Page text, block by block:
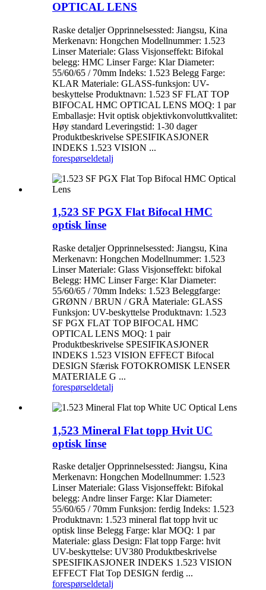
OPTICAL LENS
Raske detaljer Opprinnelsessted: Jiangsu, Kina
Merkenavn: Hongchen Modellnummer: 1.523
Linser Materiale: Glass Visjonseffekt: Bifokal
belegg: HMC Linser Farge: Klar Diameter:
55/60/65 / 70mm Indeks: 1.523 Belegg Farge:
KLAR Materiale: GLASS-funksjon: UV-
beskyttelse Produktnavn: 1.523 SF FLAT TOP
BIFOCAL HMC OPTICAL LENS MOQ: 1 par
Emballasje: Hvit optisk objektivkonvoluttkvalitet:
Høy standard Leveringstid: 1-30 dager
Produktbeskrivelse SPESIFIKASJONER
INDEKS 1.523 VISION ...
forespørseldetalj
1,523 SF PGX Flat Bifocal HMC
optisk linse
Raske detaljer Opprinnelsessted: Jiangsu, Kina
Merkenavn: Hongchen Modellnummer: 1.523
Linser Materiale: Glass Visjonseffekt: bifokal
Belegg: HMC Linser Farge: Klar Diameter:
55/60/65 / 70mm Indeks: 1.523 Beleggfarge:
GRØNN / BRUN / GRÅ Materiale: GLASS
Funksjon: UV-beskyttelse Produktnavn: 1.523
SF PGX FLAT TOP BIFOCAL HMC
OPTICAL LENS MOQ: 1 pair
Produktbeskrivelse SPESIFIKASJONER
INDEKS 1.523 VISION EFFECT Bifocal
DESIGN Sfærisk FOTOKROMISK LENSER
MATERIALE G ...
forespørseldetalj
1,523 Mineral Flat topp Hvit UC
optisk linse
Raske detaljer Opprinnelsessted: Jiangsu, Kina
Merkenavn: Hongchen Modellnummer: 1.523
Linser Materiale: Glass Visjonseffekt: Bifokal
belegg: Andre linser Farge: Klar Diameter:
55/60/65 / 70mm Funksjon: ferdig Indeks: 1.523
Produktnavn: 1.523 mineral flat topp hvit uc
optisk linse Belegg Farge: klar MOQ: 1 par
Materiale: glass Design: Flat topp Farge: hvit
UV-beskyttelse: UV380 Produktbeskrivelse
SPESIFIKASJONER INDEKS 1.523 VISION
EFFECT Flat Top DESIGN ferdig ...
forespørseldetalj